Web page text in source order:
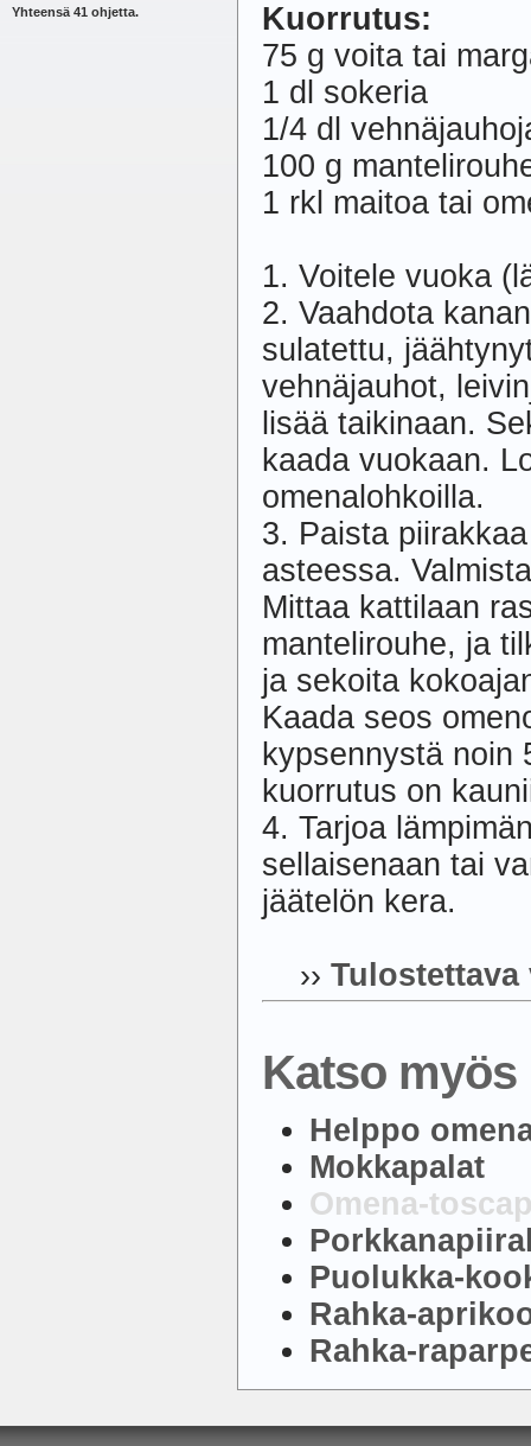
Yhteensä 41 ohjetta.
Kuorrutus:
75 g voita tai
1 dl sokeria
1/4 dl
100 g
1 rkl maitoa tai
1. Voitele vuoka
2. Vaahdota
sulatettu,
vehnäjauhot,
lisää taikinaan.
kaada vuokaan.
omenalohkoilla.
3. Paista
asteessa.
Mittaa kattilaan
mantelirouhe, ja
ja sekoita
Kaada seos
kypsennystä noin
kuorrutus on
4. Tarjoa
sellaisenaan tai
jäätelön kera.
›› Tulostettava
Katso
Helppo
Mokkapalat
Omena-
Puolukka-
Rahka-
Rahka-